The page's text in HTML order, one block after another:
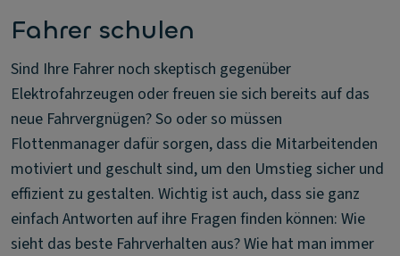
Fahrer schulen
Sind Ihre Fahrer noch skeptisch gegenüber
Elektrofahrzeugen oder freuen sie sich bereits auf das
neue Fahrvergnügen? So oder so müssen
Flottenmanager dafür sorgen, dass die Mitarbeitenden
motiviert und geschult sind, um den Umstieg sicher und
effizient zu gestalten. Wichtig ist auch, dass sie ganz
einfach Antworten auf ihre Fragen finden können: Wie
sieht das beste Fahrverhalten aus? Wie hat man immer